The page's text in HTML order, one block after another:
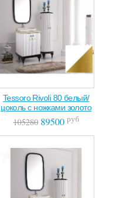
Tessoro Rivoli 80 белый/
цоколь с ножками золото
10528089500 руб